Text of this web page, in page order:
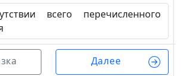
всего перечисленного
Далее